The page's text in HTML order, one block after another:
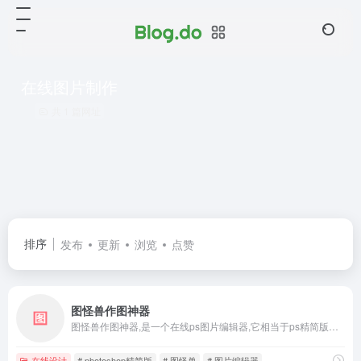
排序 发布 更新 浏览 点赞
图怪兽作图神器